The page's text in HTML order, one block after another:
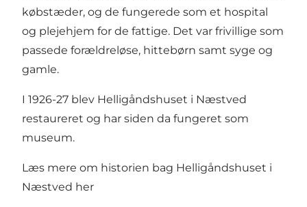
købstæder, og de fungerede som et hospital
og plejehjem for de fattige. Det var frivillige som
passede forældreløse, hittebørn samt syge og
gamle.
I 1926-27 blev Helligåndshuset i Næstved
restaureret og har siden da fungeret som
museum.
Læs mere om historien bag Helligåndshuset i
Næstved her